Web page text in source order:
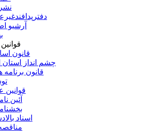
آرشیو
قانون
چشم انداز استان
قانون برنامه
قوانین
آئین
اسناد